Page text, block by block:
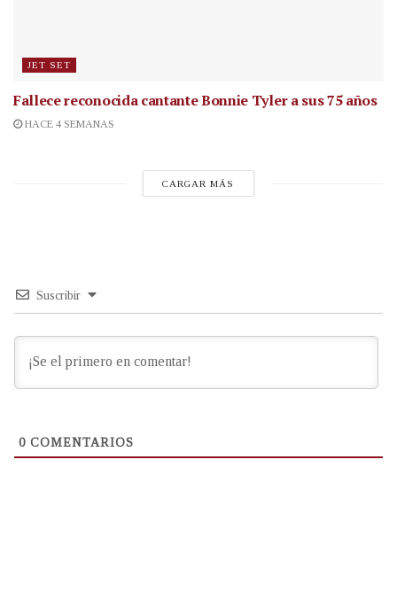
JET SET
Fallece reconocida cantanteBonnie Tyler a sus 75 años
HACE 4 SEMANAS
CARGAR MÁS
Suscribir
0 COMENTARIOS